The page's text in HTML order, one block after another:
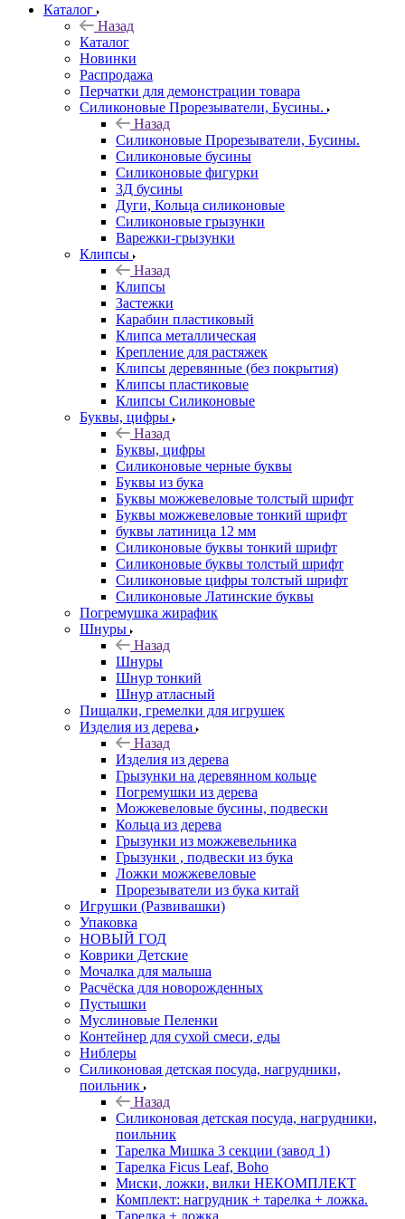
Каталог
Назад
Каталог
Новинки
Распродажа
Перчатки для демонстрации товара
Силиконовые Прорезыватели, Бусины.
Назад
Силиконовые Прорезыватели, Бусины.
Силиконовые бусины
Силиконовые фигурки
3Д бусины
Дуги, Кольца силиконовые
Силиконовые грызунки
Варежки-грызунки
Клипсы
Назад
Клипсы
Застежки
Карабин пластиковый
Клипса металлическая
Крепление для растяжек
Клипсы деревянные (без покрытия)
Клипсы пластиковые
Клипсы Силиконовые
Буквы, цифры
Назад
Буквы, цифры
Силиконовые черные буквы
Буквы из бука
Буквы можжевеловые толстый шрифт
Буквы можжевеловые тонкий шрифт
буквы латиница 12 мм
Силиконовые буквы тонкий шрифт
Силиконовые буквы толстый шрифт
Силиконовые цифры толстый шрифт
Силиконовые Латинские буквы
Погремушка жирафик
Шнуры
Назад
Шнуры
Шнур тонкий
Шнур атласный
Пищалки, гремелки для игрушек
Изделия из дерева
Назад
Изделия из дерева
Грызунки на деревянном кольце
Погремушки из дерева
Можжевеловые бусины, подвески
Кольца из дерева
Грызунки из можжевельника
Грызунки , подвески из бука
Ложки можжевеловые
Прорезыватели из бука китай
Игрушки (Развивашки)
Упаковка
НОВЫЙ ГОД
Коврики Детские
Мочалка для малыша
Расчёска для новорожденных
Пустышки
Муслиновые Пеленки
Контейнер для сухой смеси, еды
Ниблеры
Силиконовая детская посуда, нагрудники,
поильник
Назад
Силиконовая детская посуда, нагрудники,
поильник
Тарелка Мишка 3 секции (завод 1)
Тарелка Ficus Leaf, Boho
Миски, ложки, вилки НЕКОМПЛЕКТ
Комплект: нагрудник + тарелка + ложка.
Тарелка + ложка